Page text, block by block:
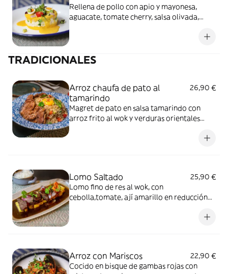
Rellena de pollo con apio y mayonesa,
aguacate, tomate cherry, salsa olivada,
TRADICIONALES
Arroz chaufa de pato al
tamarindo
26,90 €
Magret de pato en salsa tamarindo con
arroz frito al wok y verduras orientales
Lomo Saltado
25,90 €
Lomo fino de res al wok, con
cebolla,tomate, ají amarillo en reducción
Arroz con Mariscos
22,90 €
Cocido en bisque de gambas rojas con